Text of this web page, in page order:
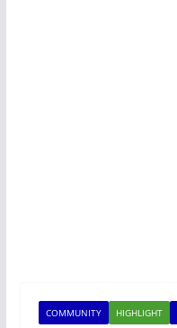
COMMUNITY HIGHLIGHT